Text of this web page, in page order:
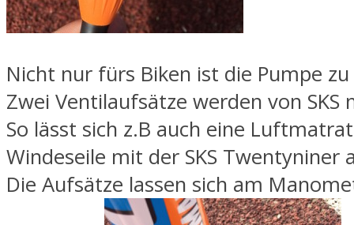
Nicht nur fürs Biken ist die Pumpe
Zwei Ventilaufsätze werden von
So lässt sich z.B auch eine
Windeseile mit der SKS Twentyniner
Die Aufsätze lassen sich am